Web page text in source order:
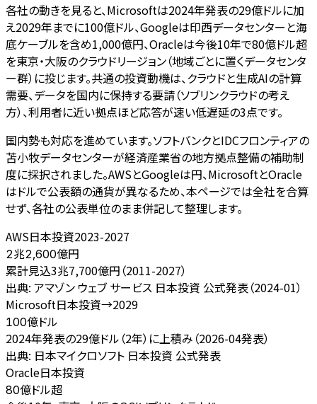
各社の動きを見ると、Microsoftは2024年発表の29億ドルに加
え2029年までに100億ドル、Googleは印西データセンターと海
底ケーブルを含め1,000億円、Oracleは今後10年で80億ドル超
を東京・大阪のクラウドリージョン（地域ごとに置くデータセンタ
ー群）に投じます。共通の投資動機は、クラウドと生成AIの計算
需要、データを国内に保持する要請（ソブリンクラウドの考え
方）、利用者に近い拠点ほど応答が速い低遅延の3点です。
国内勢も対応を進めています。ソフトバンクとIDCフロンティアの
苫小牧データセンターが経済産業省の地方拠点整備の補助制
度に採択されました。AWSとGoogleは円、MicrosoftとOracle
はドルで公表額の通貨が異なるため、本ページでは全社を合算
せず、各社の公表単位のまま併記して整理します。
AWS日本投資2023-2027
2兆2,600億円
累計見込3兆7,700億円（2011-2027）
出典: アマゾン ウェブ サービス 日本投資 公式発表（2024-01）
Microsoft日本投資→2029
100億ドル
2024年発表の29億ドル（2年）に上積み（2026-04発表）
出典: 日本マイクロソフト 日本投資 公式発表
Oracle日本投資
80億ドル超